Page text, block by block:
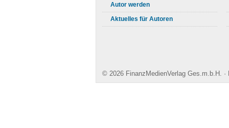
Autor werden
Aktuelles für Autoren
© 2026 FinanzMedienVerlag Ges.m.b.H.